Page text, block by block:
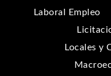
Laboral Empleo
Locales y